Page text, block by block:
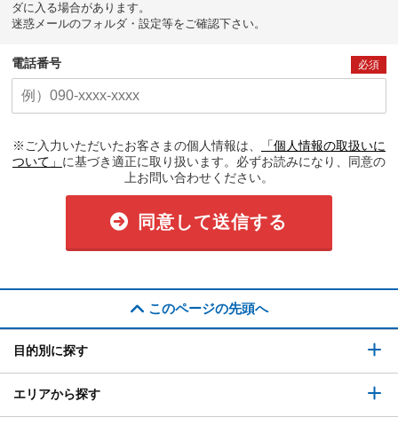
ダに入る場合があります。
迷惑メールのフォルダ・設定等をご確認下さい。
電話番号 必須
※ご入力いただいたお客さまの個人情報は、
「個人情報の取扱いに
ついて」 に基づき適正に取り扱います。必ずお読みになり、同意の
上お問い合わせください。
同意して送信する
このページの先頭へ
目的別に探す
エリアから探す